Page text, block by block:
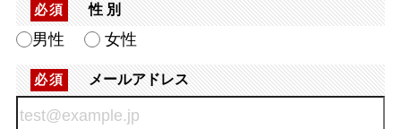
必須 性別
男性 女性
必須 メールアドレス